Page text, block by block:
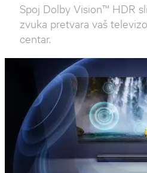
Spoj Dolby Vision™ HDR
zvuka pretvara vaš
centar.